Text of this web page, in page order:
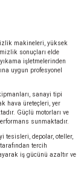
makineleri, yüksek
sonuçları elde
işletmelerinden
uygun profesyonel
sanayi tipi
hava üreteçleri, yer
Güçlü motorları ve
sunmaktadır.
tesisleri, depolar, oteller,
tercih
iş gücünü azaltır ve